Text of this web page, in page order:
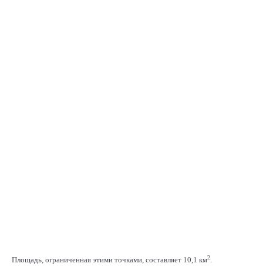
Площадь, ограниченная этими точками, составляет 10,1 км2